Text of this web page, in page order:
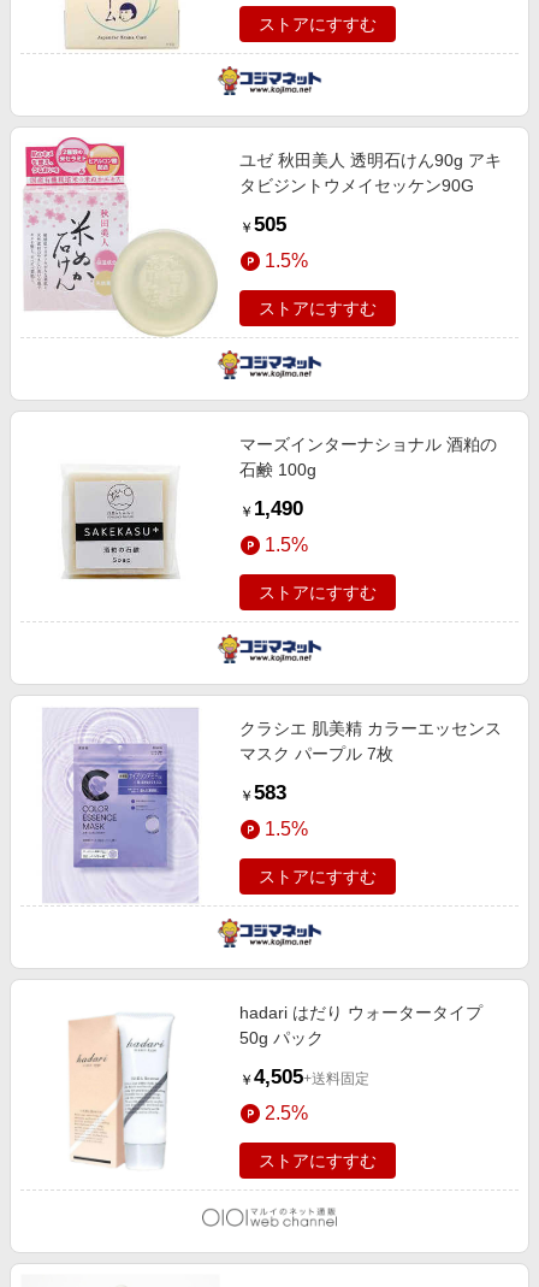
ストアにすすむ
ユゼ 秋田美人 透明石けん90g アキ
タビジントウメイセッケン90G
￥ 505
1.5%
ストアにすすむ
マーズインターナショナル 酒粕の
石鹸 100g
￥ 1,490
1.5%
ストアにすすむ
クラシエ 肌美精 カラーエッセンス
マスク パープル 7枚
￥ 583
1.5%
ストアにすすむ
hadari はだり ウォータータイプ
50g パック
￥ 4,505+送料固定
2.5%
ストアにすすむ